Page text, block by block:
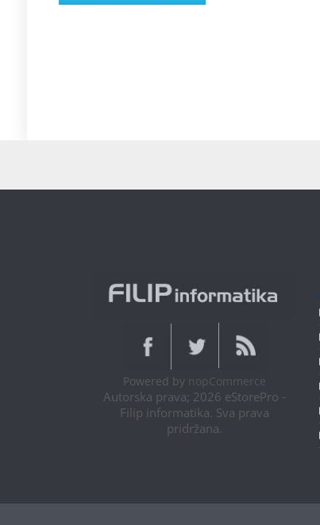
Powered by nopCommerce
Autorska prava; 2026 eStorePro -
Filip informatika. Sva prava
pridržana.